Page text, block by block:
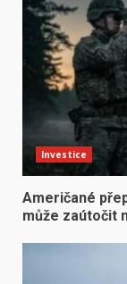
Investice
Američané
může zaútočit